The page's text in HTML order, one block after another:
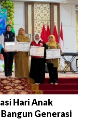
Hari Anak
Generasi